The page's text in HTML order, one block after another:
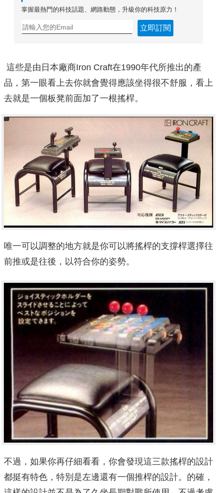
掌握最熱門的科技話題、網路動態，升級你的科技原力！
立即訂閱
這些是由日本廠商Iron Craft在1990年代所推出的產
品，第一眼看上去你就會覺得應該坐得很不舒服，看上
去就是一個板凳前面加了一根搖桿。
唯一可以調整的地方就是你可以將搖桿的支撐桿選擇往
前推或是往後，以符合你的姿勢。
不過，如果你再仔細看看，你會發現這三款搖桿的設計
都挺有特色，特別是左邊還有一個推桿的設計。的確，